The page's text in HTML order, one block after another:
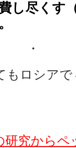
し尽くす
・
もロシア
研究からペ